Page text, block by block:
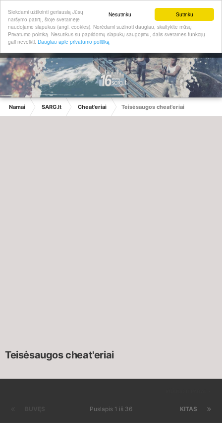
Sutinku
Nesutinku
Siekdami užtikrinti geriausią Jūsų
naršymo patirtį, šioje svetainėje
naudojame slapukus (angl. cookies). Norėdami sužinoti daugiau, skaitykite mūsų
Privatumo politiką. Nesutikus su papildomų slapukų saugojimu, dalis svetainės funkcijų
gali neveikti. Daugiau apie privatumo politiką
Namai SARG.lt Cheat'eriai Teisėsaugos cheat'eriai
Teisėsaugos cheat'eriai
KITAS
Puslapis 1 iš 36